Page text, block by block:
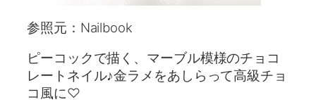
参照元：Nailbook
ピーコックで描く、マーブル模様のチョコ
レートネイル♪金ラメをあしらって高級チョ
コ風に♡